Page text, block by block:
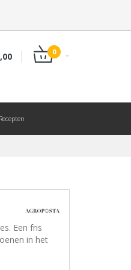
0
Recepten
Een fris
in het